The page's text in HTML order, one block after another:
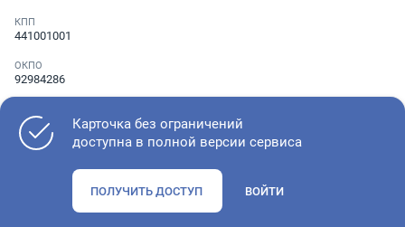
КПП
441001001
ОКПО
92984286
░ ░░░ ░░░░░░░
Как оценить состояние компании
Карточка без ограничений
доступна в полной версии сервиса
ПОЛУЧИТЬ ДОСТУП ВОЙТИ